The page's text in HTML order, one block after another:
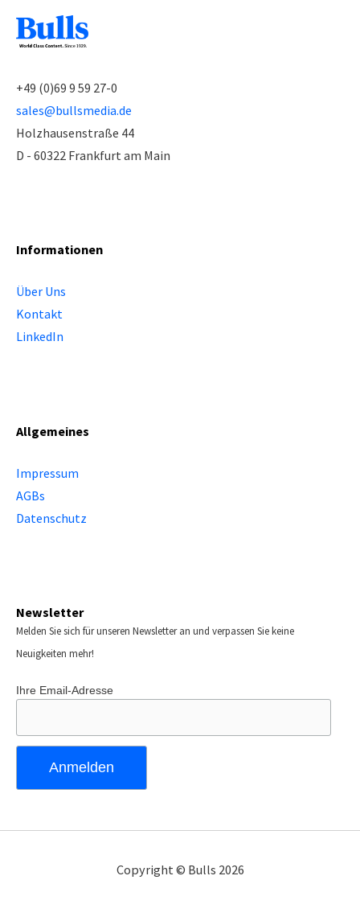
+49 (0)69 9 59 27-0
sales@bullsmedia.de
Holzhausenstraße 44
D - 60322 Frankfurt am Main
Informationen
Über Uns
Kontakt
LinkedIn
Allgemeines
Impressum
AGBs
Datenschutz
Newsletter
Melden Sie sich für unseren Newsletter an und verpassen Sie keine
Neuigkeiten mehr!
Ihre Email-Adresse
Copyright © Bulls 2026